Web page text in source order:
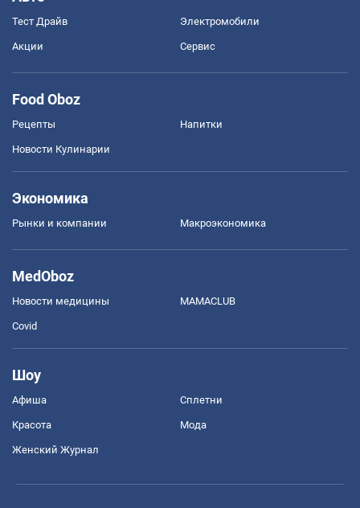
Тест Драйв Электромобили
Акции Сервис
Food Oboz
Рецепты Напитки
Новости Кулинарии
Экономика
Рынки и компании Mакроэкономика
MedOboz
Новости медицины MAMACLUB
Covid
Шоу
Афиша Сплетни
Красота Мода
Женский Журнал